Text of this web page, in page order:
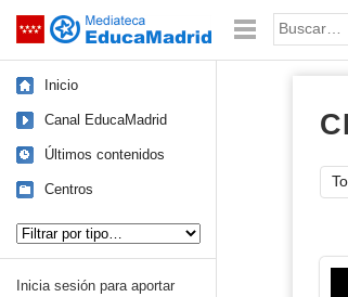
Saltar navegación Palabra o
Inicio
Canal EducaMadrid
Últimos contenidos
Centros
Inicia sesión para aportar